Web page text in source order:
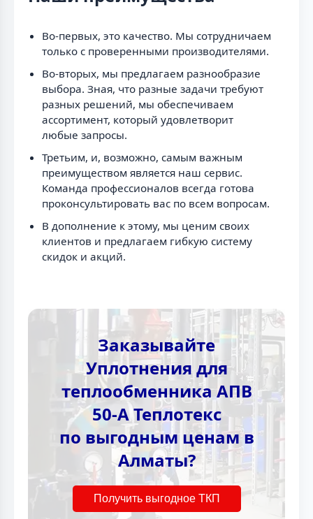
Во-первых, это качество. Мы сотрудничаем
только с проверенными производителями.
Во-вторых, мы предлагаем разнообразие
выбора. Зная, что разные задачи требуют
разных решений, мы обеспечиваем
ассортимент, который удовлетворит
любые запросы.
Третьим, и, возможно, самым важным
преимуществом является наш сервис.
Команда профессионалов всегда готова
проконсультировать вас по всем вопросам.
В дополнение к этому, мы ценим своих
клиентов и предлагаем гибкую систему
скидок и акций.
Заказывайте
Уплотнения для
теплообменника АПВ
50-А Теплотекc
по выгодным ценам в
Алматы?
Получить выгодное ТКП